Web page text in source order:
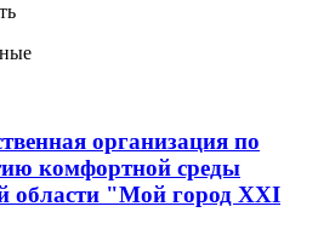
организация по
комфортной среды
области "Мой город XXI